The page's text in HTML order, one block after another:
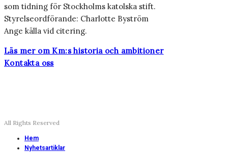
som tidning för Stockholms katolska stift.
Styrelseordförande: Charlotte Byström
Ange källa vid citering.
Läs mer om Km:s historia och ambitioner
Kontakta oss
All Rights Reserved
Hem
Nyhetsartiklar